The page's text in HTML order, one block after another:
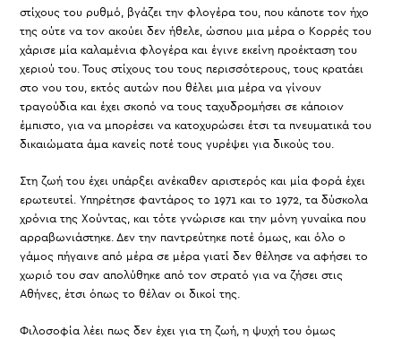
στίχους του ρυθμό, βγάζει την φλογέρα του, που κάποτε τον ήχο
της ούτε να τον ακούει δεν ήθελε, ώσπου μια μέρα ο Κορρές του
χάρισε μία καλαμένια φλογέρα και έγινε εκείνη προέκταση του
χεριού του. Τους στίχους του τους περισσότερους, τους κρατάει
στο νου του, εκτός αυτών που θέλει μια μέρα να γίνουν
τραγούδια και έχει σκοπό να τους ταχυδρομήσει σε κάποιον
έμπιστο, για να μπορέσει να κατοχυρώσει έτσι τα πνευματικά του
δικαιώματα άμα κανείς ποτέ τους γυρέψει για δικούς του.
Στη ζωή του έχει υπάρξει ανέκαθεν αριστερός και μία φορά έχει
ερωτευτεί. Υπηρέτησε φαντάρος το 1971 και το 1972, τα δύσκολα
χρόνια της Χούντας, και τότε γνώρισε και την μόνη γυναίκα που
αρραβωνιάστηκε. Δεν την παντρεύτηκε ποτέ όμως, και όλο ο
γάμος πήγαινε από μέρα σε μέρα γιατί δεν θέλησε να αφήσει το
χωριό του σαν απολύθηκε από τον στρατό για να ζήσει στις
Αθήνες, έτσι όπως το θέλαν οι δικοί της.
Φιλοσοφία λέει πως δεν έχει για τη ζωή, η ψυχή του όμως